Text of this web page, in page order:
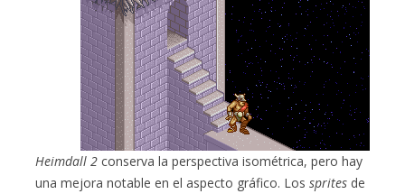
Heimdall 2 conserva la perspectiva isométrica, pero hay
una mejora notable en el aspecto gráfico. Lossprites de